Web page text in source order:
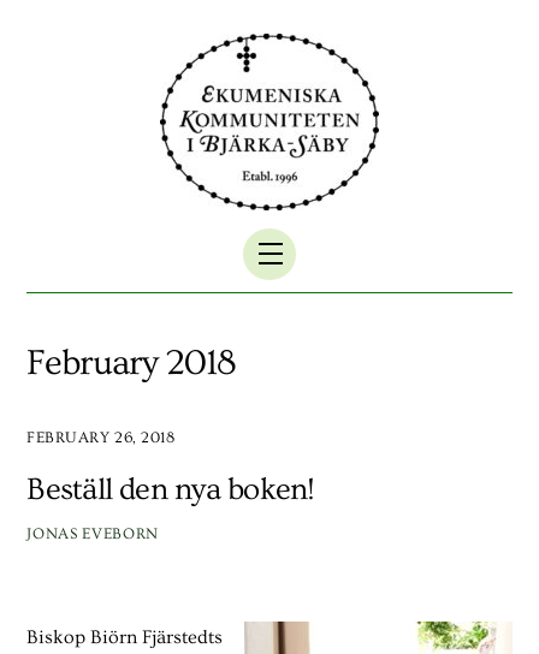
Menu
February 2018
FEBRUARY 26, 2018
Beställ den nya boken!
JONAS EVEBORN
Biskop Biörn Fjärstedts